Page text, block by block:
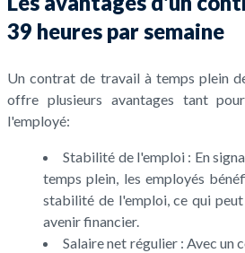
39 heures par semaine
Un contrat de travail à temps plein
offre plusieurs avantages tant
l'employé:
Stabilité de l'emploi : En
temps plein, les employés
stabilité de l'emploi, ce qui
avenir financier.
Salaire net régulier : Avec un